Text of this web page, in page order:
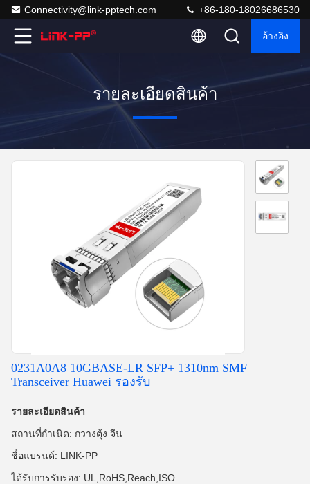
Connectivity@link-pptech.com +86-180-18026686530
อ้างอิง
รายละเอียดสินค้า
0231A0A8 10GBASE-LR SFP+ 1310nm SMF
Transceiver Huawei รองรับ
รายละเอียดสินค้า
สถานที่กำเนิด: กวางตุ้ง จีน
ชื่อแบรนด์: LINK-PP
ได้รับการรับรอง: UL,RoHS,Reach,ISO